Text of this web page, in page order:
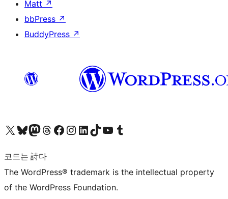
Matt ↗
bbPress ↗
BuddyPress ↗
X(이전 트위터) 계정 방문하기블루스카이 계정 방문하기마스토돈 계정 방문하기스레드 계정 방문하기 페이스북 페이지 방문하기인스타그램 계정 방문하기 LinkedIn 계정 방문하기틱톡 계정 방문하기유튜브 채널 방문하기 텀블러 계정 방문하기
코드는 詩다
The WordPress® trademark is the intellectual property
of the WordPress Foundation.